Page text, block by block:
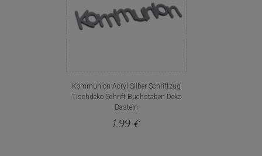
Kommunion Acryl Silber Schriftzug
Tischdeko Schrift Buchstaben Deko
Basteln
1,99 €